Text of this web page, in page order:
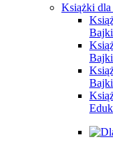
Książki dla